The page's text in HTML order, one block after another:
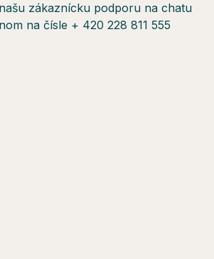
zákaznícku podporu na chatu
na čísle + 420 228 811 555